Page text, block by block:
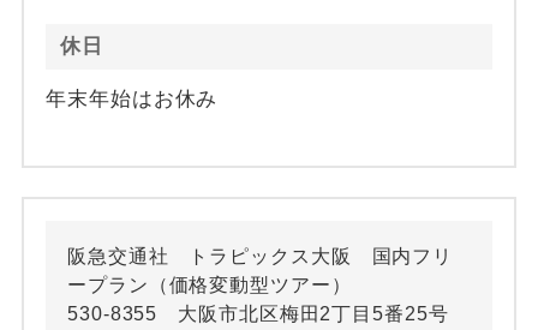
休日
年末年始はお休み
阪急交通社 トラピックス大阪 国内フリ
ープラン（価格変動型ツアー）
530-8355 大阪市北区梅田2丁目5番25号